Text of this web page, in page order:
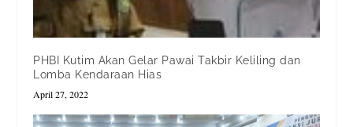
PHBI Kutim Akan Gelar Pawai Takbir Keliling dan
Lomba Kendaraan Hias
April 27, 2022